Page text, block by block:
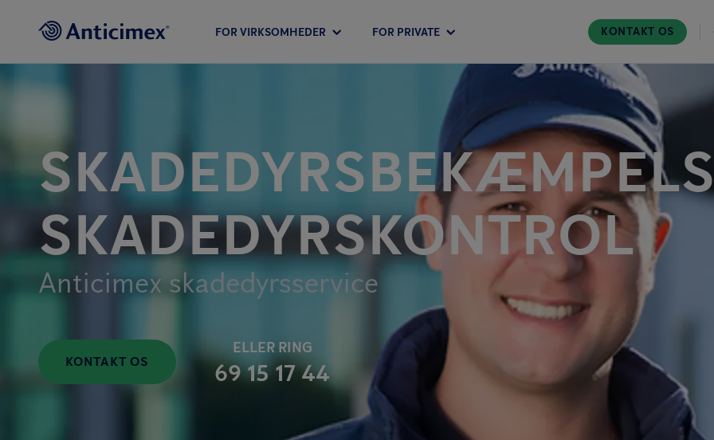
FOR VIRKSOMHEDER FOR PRIVATE KONTAKT OS
SKADEDYRSKONTROL
Anticimex skadedyrsservice
KONTAKT OS
ELLER RING
69 15 17 44